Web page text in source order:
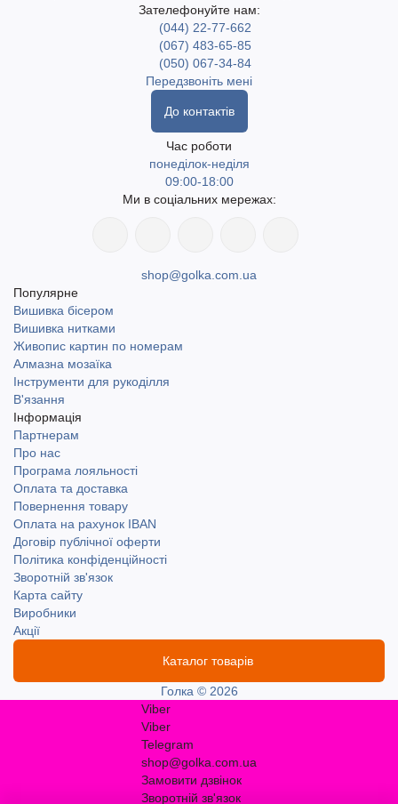
Зателефонуйте нам:
(044) 22-77-662
(067) 483-65-85
(050) 067-34-84
Передзвоніть мені
До контактів
Час роботи
понеділок-неділя
09:00-18:00
Ми в соціальних мережах:
shop@golka.com.ua
Популярне
Вишивка бісером
Вишивка нитками
Живопис картин по номерам
Алмазна мозаїка
Інструменти для рукоділля
В'язання
Інформація
Партнерам
Про нас
Програма лояльності
Оплата та доставка
Повернення товару
Оплата на рахунок IBAN
Договір публічної оферти
Політика конфіденційності
Зворотній зв'язок
Карта сайту
Виробники
Акції
Каталог товарів
Голка © 2026
Viber
Viber
Telegram
shop@golka.com.ua
Замовити дзвінок
Зворотній зв'язок